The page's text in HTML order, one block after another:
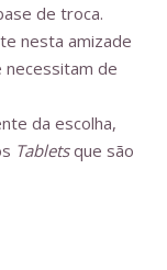
de troca.
nesta amizade
necessitam de
da escolha,
Tabletsque são